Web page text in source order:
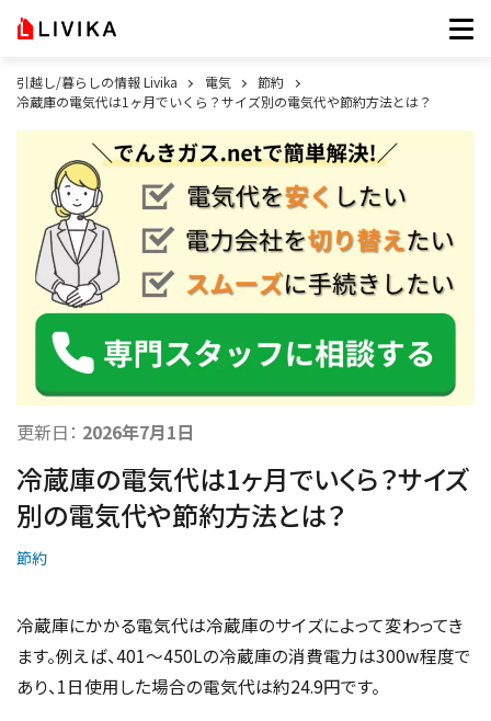
引越し/暮らしの情報 Livika 電気
節約
冷蔵庫の電気代は1ヶ月でいくら？サイズ別の電気代や節約方法とは？
更新日： 2026年7月1日
冷蔵庫の電気代は1ヶ月でいくら？サイズ
別の電気代や節約方法とは？
節約
冷蔵庫にかかる電気代は冷蔵庫のサイズによって変わってき
ます。例えば、401～450Lの冷蔵庫の消費電力は300w程度で
あり、1日使用した場合の電気代は約24.9円です。